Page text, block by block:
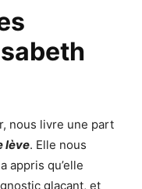
nous livre une part
lève. Elle nous
appris qu’elle
glaçant, et